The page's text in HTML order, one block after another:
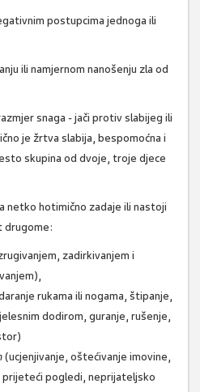
postupcima jednoga ili
ili namjernom nanošenju zla od
snaga - jači protiv slabijeg ili
je žrtva slabija, bespomoćna i
skupina od dvoje, troje djece
netko hotimično zadaje ili nastoji
drugome:
zadirkivanjem i
rukama ili nogama, štipanje,
dodirom, guranje, rušenje,
(ucjenjivanje, oštećivanje imovine,
prijeteći pogledi, neprijateljsko